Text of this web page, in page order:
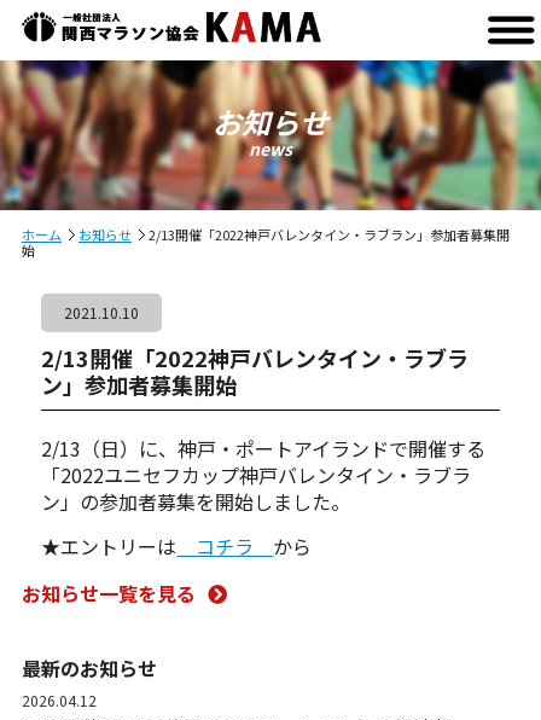
お知らせ
news
ホーム お知らせ
2/13開催「2022神戸バレンタイン・ラブラン」参加者募集開
始
2021.10.10
2/13開催「2022神戸バレンタイン・ラブラ
ン」参加者募集開始
2/13（日）に、神戸・ポートアイランドで開催する
「2022ユニセフカップ神戸バレンタイン・ラブラ
ン」の参加者募集を開始しました。
★エントリーは コチラ から
お知らせ一覧を見る
最新のお知らせ
2026.04.12